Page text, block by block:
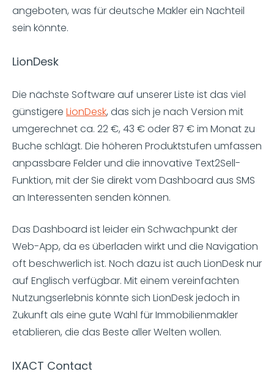
angeboten, was für deutsche Makler ein Nachteil
sein könnte.
LionDesk
Die nächste Software auf unserer Liste ist das viel
günstigere LionDesk, das sich je nach Version mit
umgerechnet ca. 22 €, 43 € oder 87 € im Monat zu
Buche schlägt. Die höheren Produktstufen umfassen
anpassbare Felder und die innovative Text2Sell-
Funktion, mit der Sie direkt vom Dashboard aus SMS
an Interessenten senden können.
Das Dashboard ist leider ein Schwachpunkt der
Web-App, da es überladen wirkt und die Navigation
oft beschwerlich ist. Noch dazu ist auch LionDesk nur
auf Englisch verfügbar. Mit einem vereinfachten
Nutzungserlebnis könnte sich LionDesk jedoch in
Zukunft als eine gute Wahl für Immobilienmakler
etablieren, die das Beste aller Welten wollen.
IXACT Contact